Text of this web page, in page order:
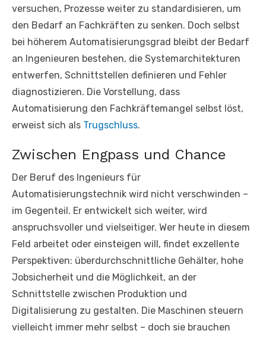
versuchen, Prozesse weiter zu standardisieren, um
den Bedarf an Fachkräften zu senken. Doch selbst
bei höherem Automatisierungsgrad bleibt der Bedarf
an Ingenieuren bestehen, die Systemarchitekturen
entwerfen, Schnittstellen definieren und Fehler
diagnostizieren. Die Vorstellung, dass
Automatisierung den Fachkräftemangel selbst löst,
erweist sich als Trugschluss.
Zwischen Engpass und Chance
Der Beruf des Ingenieurs für
Automatisierungstechnik wird nicht verschwinden –
im Gegenteil. Er entwickelt sich weiter, wird
anspruchsvoller und vielseitiger. Wer heute in diesem
Feld arbeitet oder einsteigen will, findet exzellente
Perspektiven: überdurchschnittliche Gehälter, hohe
Jobsicherheit und die Möglichkeit, an der
Schnittstelle zwischen Produktion und
Digitalisierung zu gestalten. Die Maschinen steuern
vielleicht immer mehr selbst – doch sie brauchen